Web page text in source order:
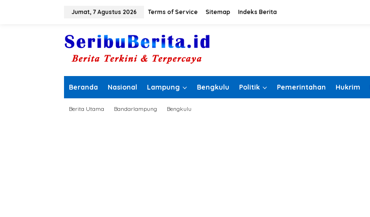
Jumat, 7 Agustus 2026 Terms of Service Sitemap Indeks Berita
Beranda Nasional Lampung Bengkulu Politik Pemerintahan Hukrim
Berita Utama Bandarlampung Bengkulu